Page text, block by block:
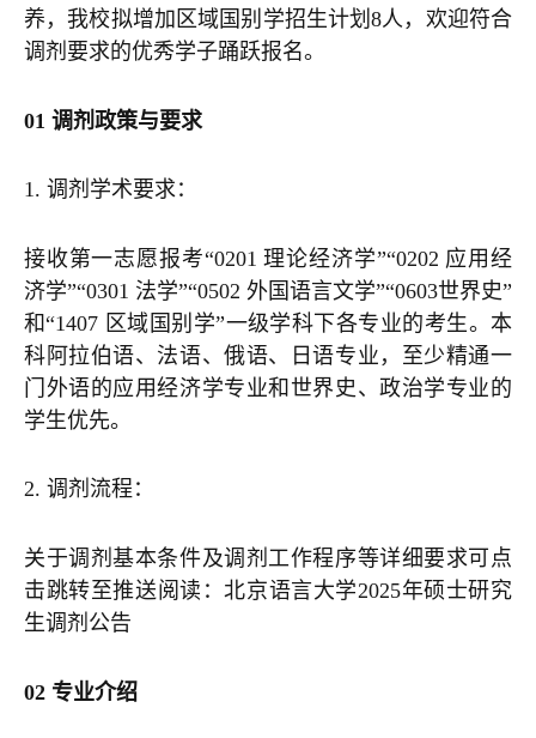
养，我校拟增加区域国别学招生计划8人，欢迎符合
调剂要求的优秀学子踊跃报名。
01 调剂政策与要求
1. 调剂学术要求：
接收第一志愿报考“0201 理论经济学”“0202 应用经
济学”“0301 法学”“0502 外国语言文学”“0603世界史”
和“1407 区域国别学”一级学科下各专业的考生。本
科阿拉伯语、法语、俄语、日语专业，至少精通一
门外语的应用经济学专业和世界史、政治学专业的
学生优先。
2. 调剂流程：
关于调剂基本条件及调剂工作程序等详细要求可点
击跳转至推送阅读：北京语言大学2025年硕士研究
生调剂公告
02 专业介绍